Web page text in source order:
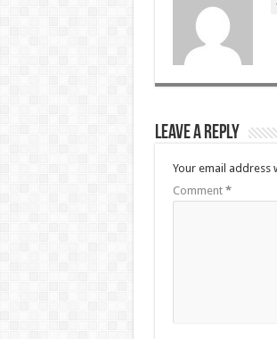
Leave a Reply
Your email address
Comment *